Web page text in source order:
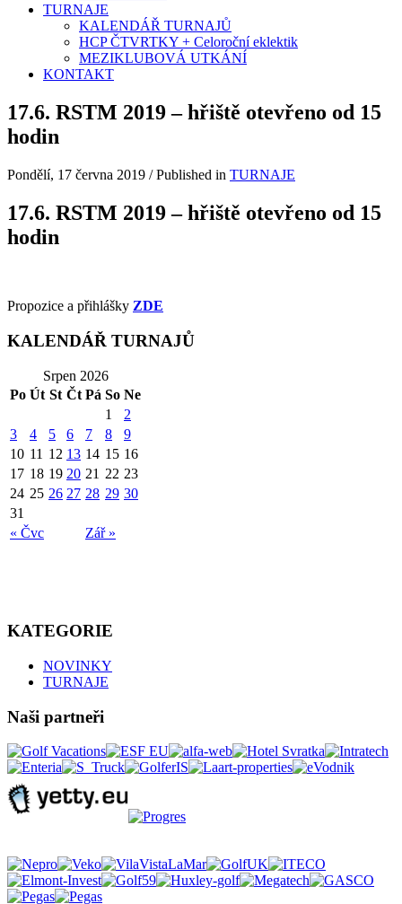
TURNAJE
KALENDÁŘ TURNAJŮ
HCP ČTVRTKY + Celoroční eklektik
MEZIKLUBOVÁ UTKÁNÍ
KONTAKT
17.6. RSTM 2019 – hřiště otevřeno od 15
hodin
Pondělí, 17 června 2019 /Published in TURNAJE
17.6. RSTM 2019 – hřiště otevřeno od 15
hodin
Propozice a přihlášky ZDE
KALENDÁŘ TURNAJŮ
Srpen 2026
Po Út St Čt Pá So Ne
« Čvc Zář »
1
2
3
4 5 6 7 8
9
10 11 12 13 14 15 16
17 18 19 20 21 22 23
24 25 26 27 28 29 30
31
KATEGORIE
NOVINKY
TURNAJE
Naši partneři